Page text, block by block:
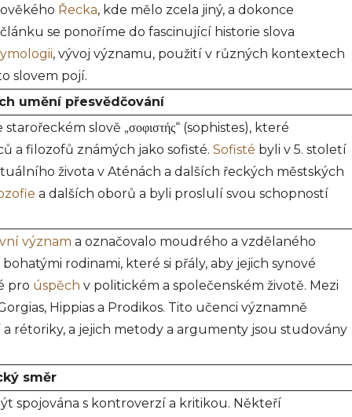
Řecka, kde mělo zcela jiný, a dokonce
se ponoříme do fascinující historie slova
, vývoj významu, použití v různých kontextech
slovem pojí.
umění přesvědčování
slově „σοφιστής“ (sophistes), které
a filozofů známých jako sofisté. Sofisté byli v 5. století
života v Aténách a dalších řeckých městských
a dalších oborů a byli proslulí svou schopností
význam a označovalo moudrého a vzdělaného
rodinami, které si přály, aby jejich synové
pro úspěch v politickém a společenském životě. Mezi
Hippias a Prodikos. Tito učenci významně
a rétoriky, a jejich metody a argumenty jsou studovány
směr
spojována s kontroverzí a kritikou. Někteří